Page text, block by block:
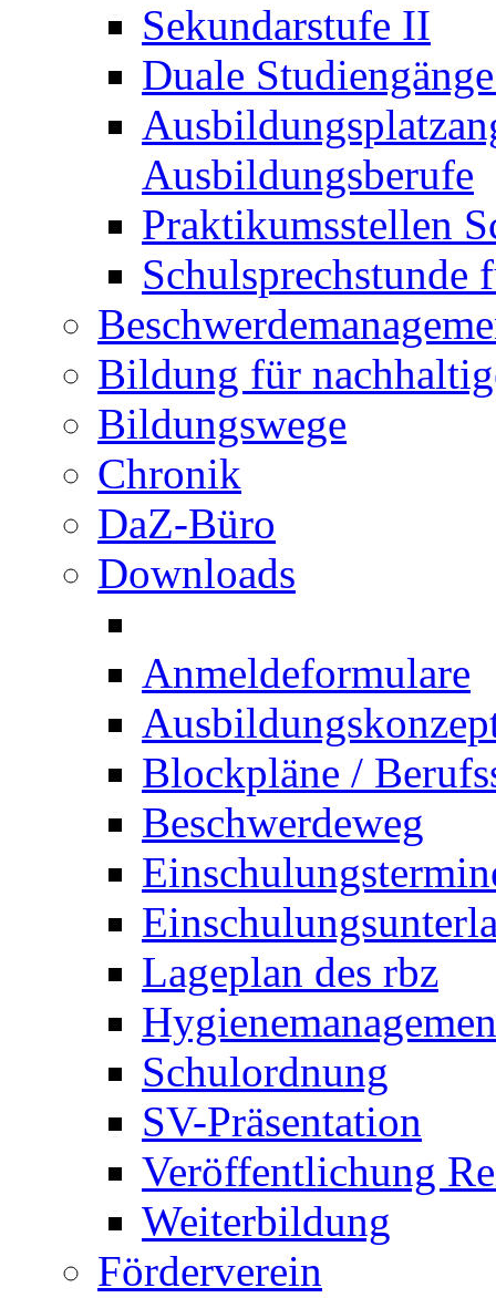
Sekundarstufe II
Duale
Ausbildungsberufe
Praktikumsstellen
Schulsprechstunde
Bildung für
Bildungswege
Chronik
DaZ-Büro
Downloads
Anmeldeformulare
Blockpläne /
Beschwerdeweg
Lageplan des rbz
Schulordnung
SV-Präsentation
Veröffentlichung
Weiterbildung
Förderverein